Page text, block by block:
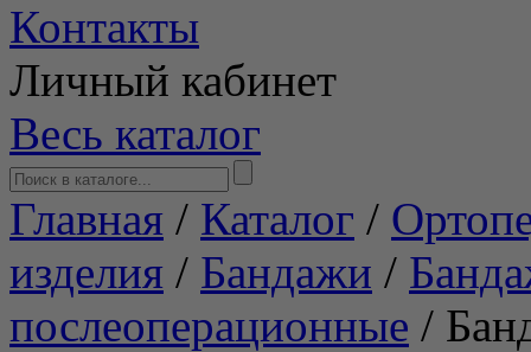
Контакты
Личный кабинет
Весь каталог
Главная / Каталог /
изделия / Бандажи /
послеоперационные /